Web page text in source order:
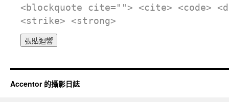
<blockquote cite=""> <cite> <code>
<strike> <strong>
Accentor 的攝影日誌